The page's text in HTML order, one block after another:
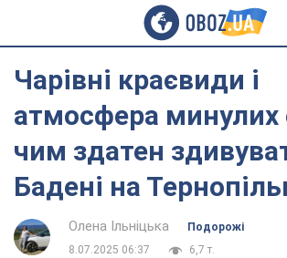
Чарівні краєвиди і
атмосфера минулих
чим здатен
Бадені на
Олена Ільніцька
Подорожі
8.07.2025 06:37
6,7 т.